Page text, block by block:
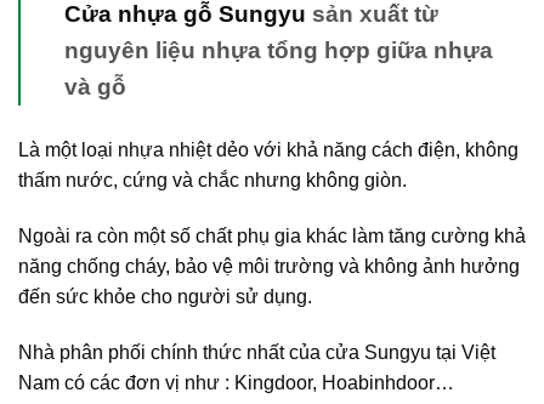
Cửa nhựa gỗ Sungyu sản xuất từ
nguyên liệu nhựa tổng hợp giữa nhựa
và gỗ
Là một loại nhựa nhiệt dẻo với khả năng cách điện, không
thấm nước, cứng và chắc nhưng không giòn.
Ngoài ra còn một số chất phụ gia khác làm tăng cường khả
năng chống cháy, bảo vệ môi trường và không ảnh hưởng
đến sức khỏe cho người sử dụng.
Nhà phân phối chính thức nhất của cửa Sungyu tại Việt
Nam có các đơn vị như : Kingdoor, Hoabinhdoor…